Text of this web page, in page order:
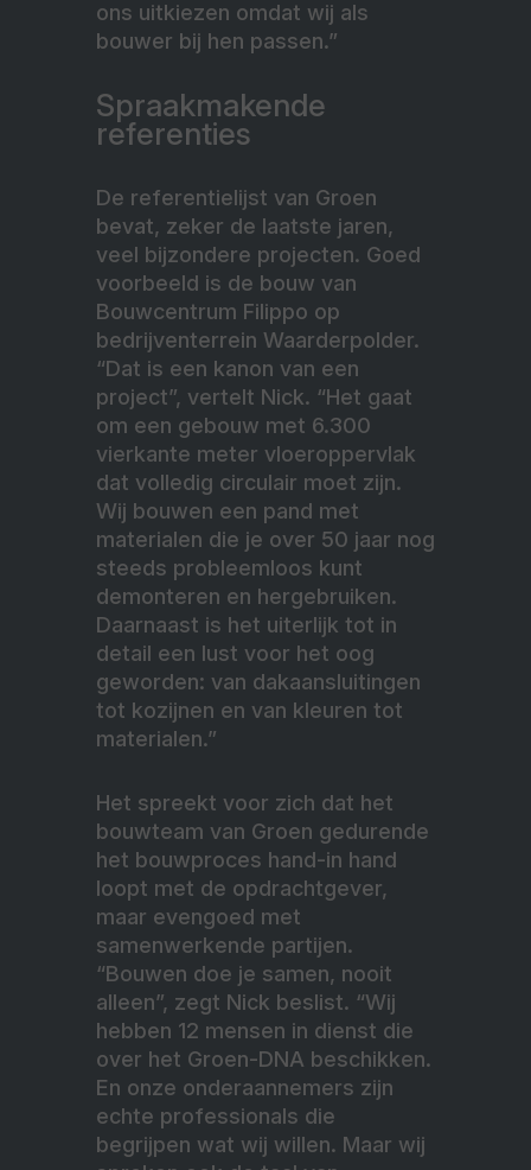
ons uitkiezen omdat wij als
bouwer bij hen passen.”
Spraakmakende
referenties
De referentielijst van Groen
bevat, zeker de laatste jaren,
veel bijzondere projecten. Goed
voorbeeld is de bouw van
Bouwcentrum Filippo op
bedrijventerrein Waarderpolder.
“Dat is een kanon van een
project”, vertelt Nick. “Het gaat
om een gebouw met 6.300
vierkante meter vloeroppervlak
dat volledig circulair moet zijn.
Wij bouwen een pand met
materialen die je over 50 jaar nog
steeds probleemloos kunt
demonteren en hergebruiken.
Daarnaast is het uiterlijk tot in
detail een lust voor het oog
geworden: van dakaansluitingen
tot kozijnen en van kleuren tot
materialen.”
Het spreekt voor zich dat het
bouwteam van Groen gedurende
het bouwproces hand-in hand
loopt met de opdrachtgever,
maar evengoed met
samenwerkende partijen.
“Bouwen doe je samen, nooit
alleen”, zegt Nick beslist. “Wij
hebben 12 mensen in dienst die
over het Groen-DNA beschikken.
En onze onderaannemers zijn
echte professionals die
begrijpen wat wij willen. Maar wij